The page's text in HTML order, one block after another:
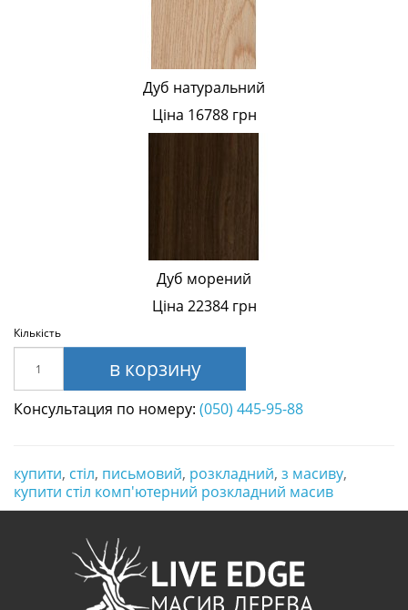
Дуб натуральний
Ціна 16788 грн
Дуб морений
Ціна 22384 грн
Кількість
в корзину
Консультация по номеру: (050) 445-95-88
купити, стіл, письмовий, розкладний, з масиву,
купити стіл комп'ютерний розкладний масив